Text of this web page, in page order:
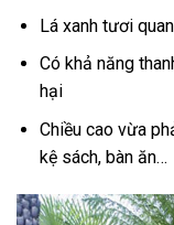
Lá xanh tươi
Có khả năng
hại
Chiều cao vừa
kệ sách, bàn ăn…